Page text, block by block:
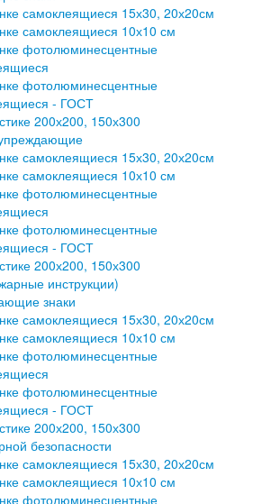
самоклеящиеся 15х30, 20х20см
самоклеящиеся 10х10 см
фотолюминесцентные
фотолюминесцентные
- ГОСТ
200х200, 150х300
самоклеящиеся 15х30, 20х20см
самоклеящиеся 10х10 см
фотолюминесцентные
фотолюминесцентные
- ГОСТ
200х200, 150х300
инструкции)
знаки
самоклеящиеся 15х30, 20х20см
самоклеящиеся 10х10 см
фотолюминесцентные
фотолюминесцентные
- ГОСТ
200х200, 150х300
безопасности
самоклеящиеся 15х30, 20х20см
самоклеящиеся 10х10 см
фотолюминесцентные